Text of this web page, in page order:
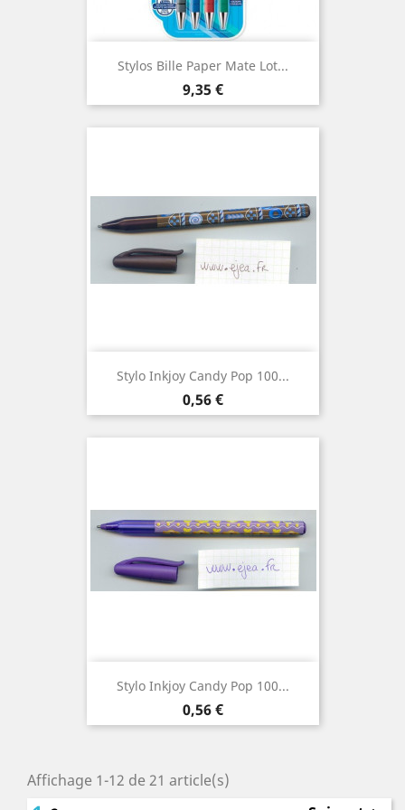
Stylos Bille Paper Mate Lot...
Prix
9,35 €
Stylo Inkjoy Candy Pop 100...
Prix
0,56 €
Stylo Inkjoy Candy Pop 100...
Prix
0,56 €
Affichage 1-12 de 21 article(s)